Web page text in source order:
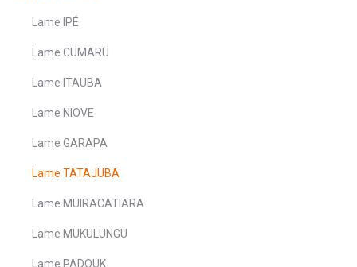
Lame IPÉ
Lame CUMARU
Lame ITAUBA
Lame NIOVE
Lame GARAPA
Lame TATAJUBA
Lame MUIRACATIARA
Lame MUKULUNGU
Lame PADOUK